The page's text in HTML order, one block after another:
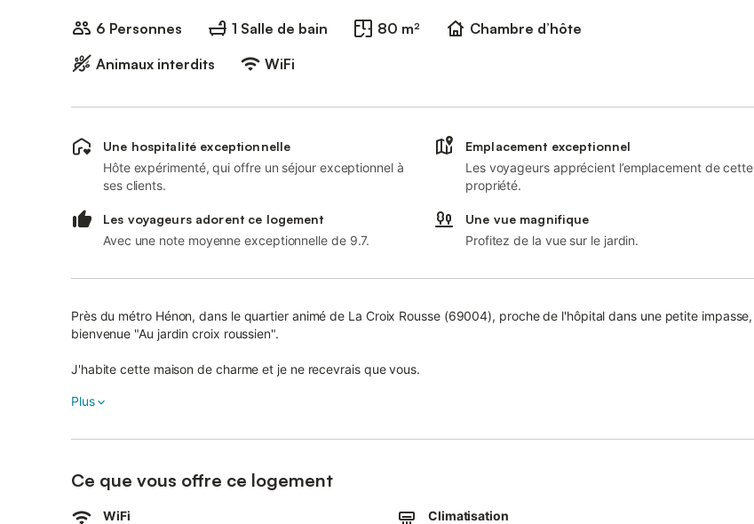
6 Personnes 1 Salle de bain 80 m²
Chambre d’hôte
Animaux interdits
WiFi
Une hospitalité exceptionnelle
Hôte expérimenté, qui offre un séjour exceptionnel à
ses clients.
Emplacement exceptionnel
Les voyageurs apprécient l’emplacement de cette
propriété.
Les voyageurs adorent ce logement
Avec une note moyenne exceptionnelle de 9.7.
Une vue magnifique
Profitez de la vue sur le jardin.
Près du métro Hénon, dans le quartier animé de La Croix Rousse (69004), proche de l'hôpital dans une petite impasse,
bienvenue "Au jardin croix roussien".
J'habite cette maison de charme et je ne recevrais que vous.
Ambiance voyages du monde.
1 salle de bain privative pour vous tous.
Plus
Ce que vous offre ce logement
WiFi Climatisation